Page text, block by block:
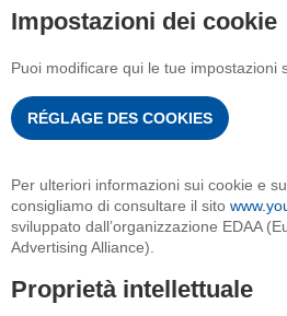
Impostazioni dei cookie
Puoi modificare qui le tue impostazioni
RÉGLAGE DES COOKIES
Per ulteriori informazioni sui cookie e
consigliamo di consultare il sito
sviluppato dall’organizzazione EDAA
Advertising Alliance).
Proprietà intellettuale